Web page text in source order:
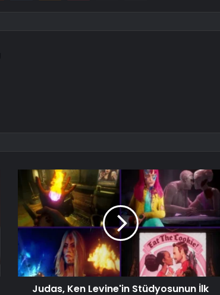
Judas, Ken Levine'in Stüdyosunun İlk